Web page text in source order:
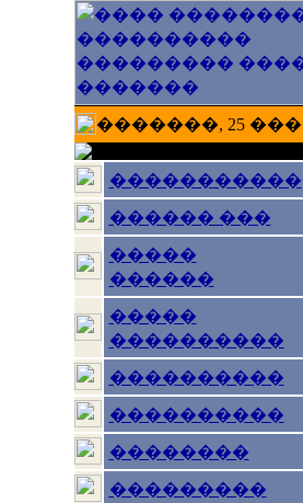
�������, 25
�����������
������ ���
�����
������
�����
����������
����������
����������
��������
���������